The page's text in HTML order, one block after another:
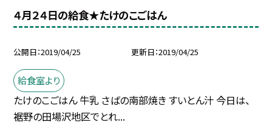
４月２４日の給食★たけのこごはん
公開日 2019/04/25 更新日 2019/04/25
給食室より
たけのこごはん 牛乳 さばの南部焼き すいとん汁 今日は、
裾野の田場沢地区でとれ...